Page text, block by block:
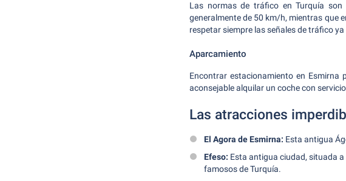
Las normas de tráfico en Turquía
generalmente de 50 km/h, mientras que
respetar siempre las señales de tráfico
Aparcamiento
Encontrar estacionamiento en Esmirna
aconsejable alquilar un coche con
Las atracciones
El Agora de Esmirna: Esta antigua
Efeso: Esta antigua ciudad, situada
famosos de Turquía.